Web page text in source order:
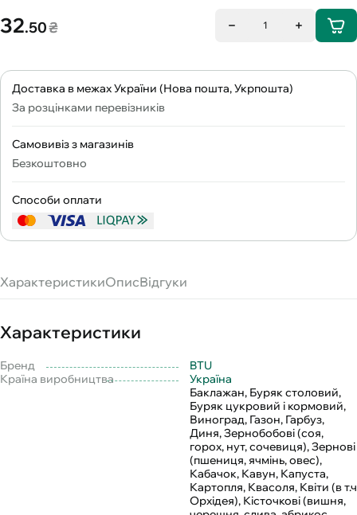
32.50₴ 1
Доставка в межах України (Нова пошта, Укрпошта)
За розцінками перевізників
Самовивіз з магазинів
Безкоштовно
Способи оплати
ХарактеристикиОписВідгуки
Характеристики
Бренд
BTU
Країна виробництва
Україна
Баклажан, Буряк столовий,
Буряк цукровий і кормовий,
Виноград, Газон, Гарбуз,
Диня, Зернобобові (соя,
горох, нут, сочевиця), Зернові
(пшениця, ячмінь, овес),
Кабачок, Кавун, Капуста,
Картопля, Квасоля, Квіти (в т.ч
Орхідея), Кісточкові (вишня,